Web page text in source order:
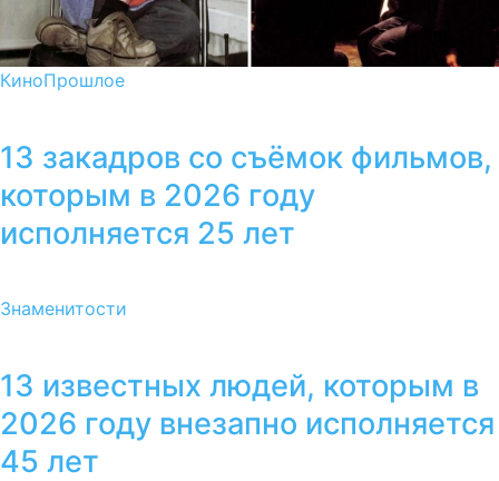
КиноПрошлое
13 закадров со съёмок фильмов,
которым в 2026 году
исполняется 25 лет
Знаменитости
13 известных людей, которым в
2026 году внезапно исполняется
45 лет